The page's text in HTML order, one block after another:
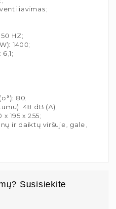
HZ;
1400;
80;
48 dB (A);
195 x 255;
ir daiktų viršuje, gale,
Susisiekite